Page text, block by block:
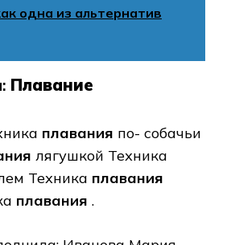
одна из альтернатив
Плавание
плавания по- собачьи
лягушкой Техника
Техника плавания
плавания .